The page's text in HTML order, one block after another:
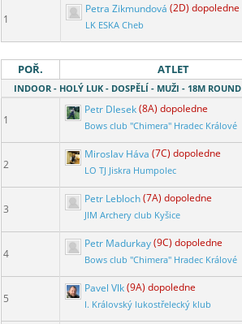
1
Petra Zikmundová (2D) dopoledne
LK ESKA Cheb
POŘ. ATLET
INDOOR - HOLÝ LUK - DOSPĚLÍ - MUŽI - 18M ROUND
1
Petr Dlesek(8A) dopoledne
Bows club "Chimera" Hradec Králové
2
Miroslav Háva (7C) dopoledne
LO TJ Jiskra Humpolec
3
Petr Lebloch(7A) dopoledne
JIM Archery club Kyšice
4
Petr Madurkay(9C) dopoledne
Bows club "Chimera" Hradec Králové
5
Pavel Vlk(9A) dopoledne
I. Královský lukostřelecký klub